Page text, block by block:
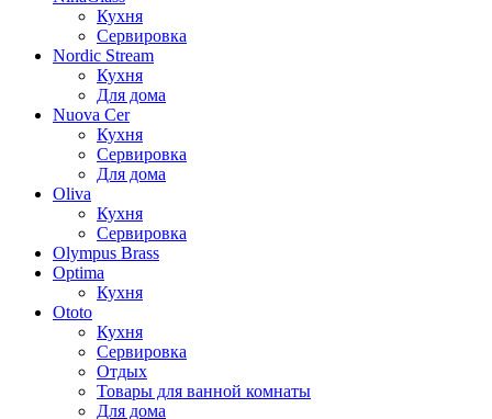
Кухня
Сервировка
Nordic Stream
Кухня
Для дома
Nuova Cer
Кухня
Сервировка
Для дома
Oliva
Кухня
Сервировка
Olympus Brass
Optima
Кухня
Ototo
Кухня
Сервировка
Отдых
Товары для ванной комнаты
Для дома